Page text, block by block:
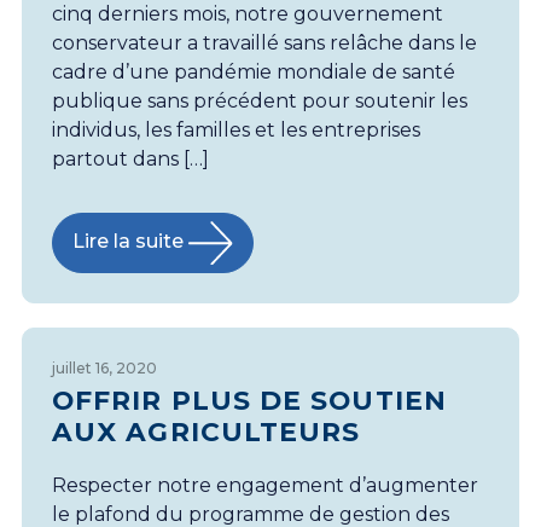
cinq derniers mois, notre gouvernement
conservateur a travaillé sans relâche dans le
cadre d’une pandémie mondiale de santé
publique sans précédent pour soutenir les
individus, les familles et les entreprises
partout dans […]
Lire la suite
juillet 16, 2020
OFFRIR PLUS DE SOUTIEN
AUX AGRICULTEURS
Respecter notre engagement d’augmenter
le plafond du programme de gestion des